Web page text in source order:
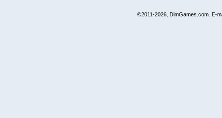
©2011-2026, DimGames.com. E-